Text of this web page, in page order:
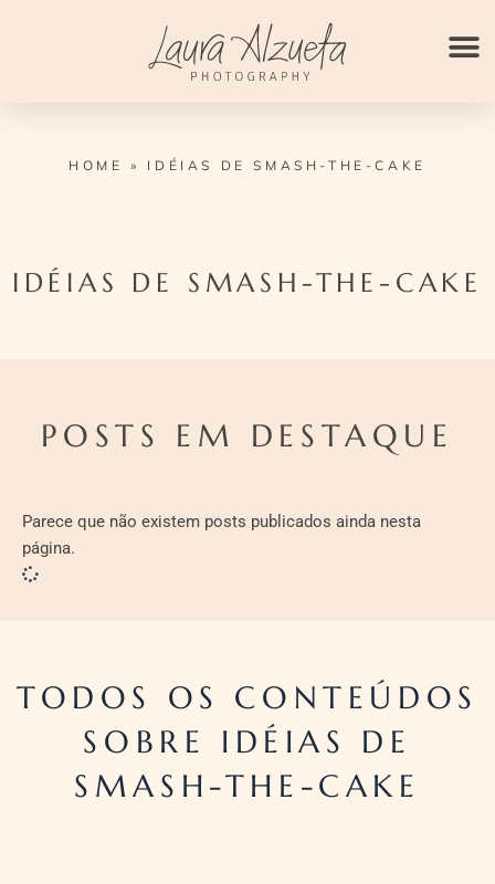
HOME » IDÉIAS DE SMASH-THE-CAKE
IDÉIAS DE SMASH-THE-CAKE
POSTS EM DESTAQUE
Parece que não existem posts publicados ainda nesta
página.
TODOS OS CONTEÚDOS
SOBRE IDÉIAS DE
SMASH-THE-CAKE